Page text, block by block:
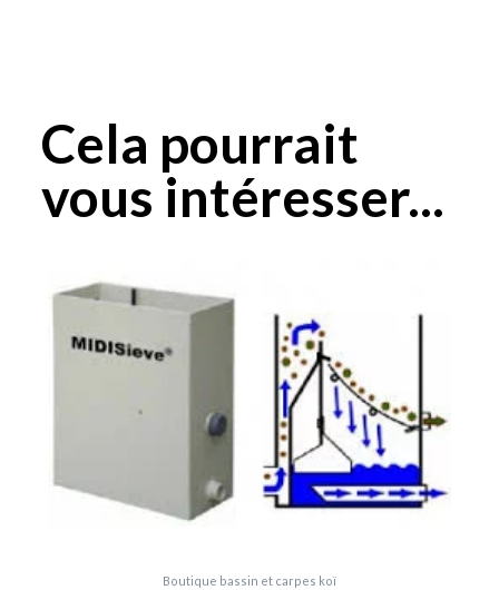
Cela pourrait
vous intéresser...
Boutique bassin et carpes koï